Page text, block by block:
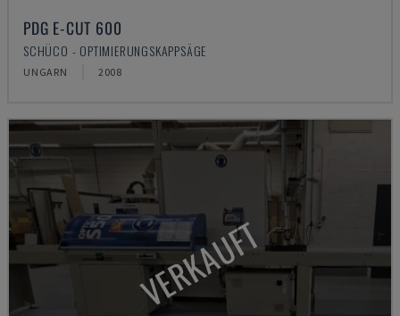
PDG E-CUT 600
SCHÜCO - OPTIMIERUNGSKAPPSÄGE
UNGARN 2008
VERKAUFT